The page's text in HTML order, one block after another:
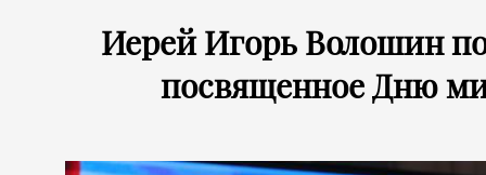
Иерей Игорь Волошин
посвященное Дню